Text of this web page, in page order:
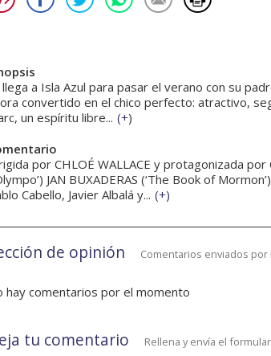
llega a Isla Azul para pasar el verano con su
convertido en el chico perfecto: atractivo,
un espíritu libre... (+)
por CHLOÉ WALLACE y protagonizada por
JAN BUXADERAS (‘The Book of
Cabello, Javier Albalá y... (+)
de opinión Comentarios enviados
hay comentarios por el momento
tu comentario Rellena y envía el